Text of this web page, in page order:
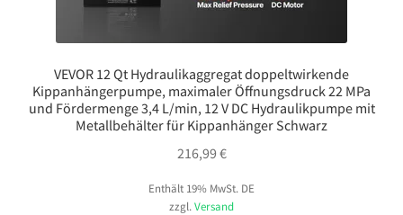
VEVOR 12 Qt Hydraulikaggregat doppeltwirkende
Kippanhängerpumpe, maximaler Öffnungsdruck 22 MPa
und Fördermenge 3,4 L/min, 12 V DC Hydraulikpumpe mit
Metallbehälter für Kippanhänger Schwarz
216,99 €
Enthält 19% MwSt. DE
zzgl. Versand